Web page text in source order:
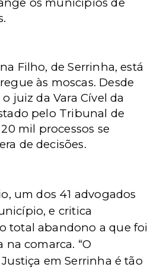
Filho, de Serrinha, está
às moscas. Desde
juiz da Vara Cível da
pelo Tribunal de
mil processos se
de decisões.
um dos 41 advogados
e critica
total abandono a que foi
na comarca. “O
em Serrinha é tão